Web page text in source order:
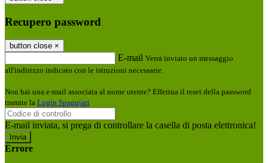
Recupero password
button close ×
E-mail Verrà inviato un messaggio
all'indirizzo indicato con le istruzioni necessarie.
Non hai una e-mail associata al nome utente? Effettua il reset della password
tramite la Login Spaggiari
E-mail inviata, si prega di controllare la casella di posta elettronica!
Errore